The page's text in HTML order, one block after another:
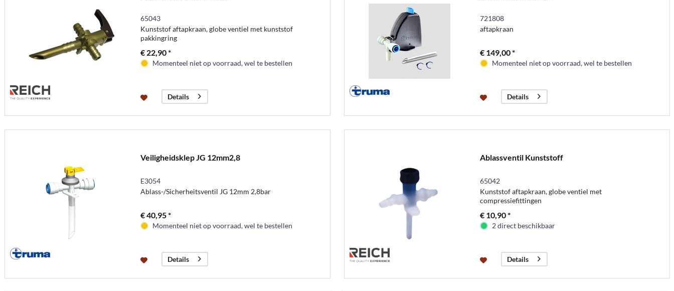
65043
Kunststof aftapkraan, globe ventiel met kunststof
pakkingring
€ 22,90 *
Momenteel niet op voorraad, wel te bestellen
Details
721808
aftapkraan
€ 149,00 *
Momenteel niet op voorraad, wel te bestellen
Details
Veiligheidsklep JG 12mm2,8
E3054
Ablass-/Sicherheitsventil JG 12mm 2,8bar
€ 40,95 *
Momenteel niet op voorraad, wel te bestellen
Details
Ablassventil Kunststoff
65042
Kunststof aftapkraan, globe ventiel met
compressiefittingen
€ 10,90 *
2 direct beschikbaar
Details